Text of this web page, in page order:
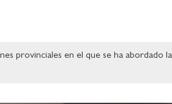
provinciales en el que se ha abordado la